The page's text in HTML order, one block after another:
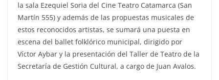
la sala Ezequiel Soria del Cine Teatro Catamarca (San
Martín 555) y además de las propuestas musicales de
estos reconocidos artistas, se sumará una puesta en
escena del ballet folklórico municipal, dirigido por
Víctor Aybar y la presentación del Taller de Teatro de la
Secretaría de Gestión Cultural, a cargo de Juan Avalos.